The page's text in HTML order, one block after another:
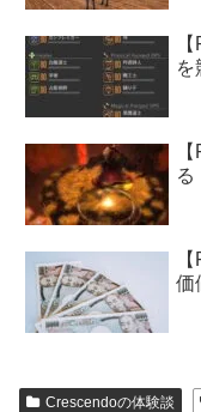
を
る
価
Crescendoの体験談